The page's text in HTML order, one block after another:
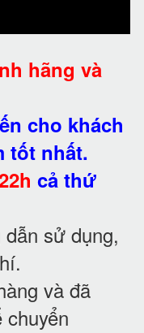
hãng và
cho khách
tốt nhất.
cả thứ
sử dụng,
và đã